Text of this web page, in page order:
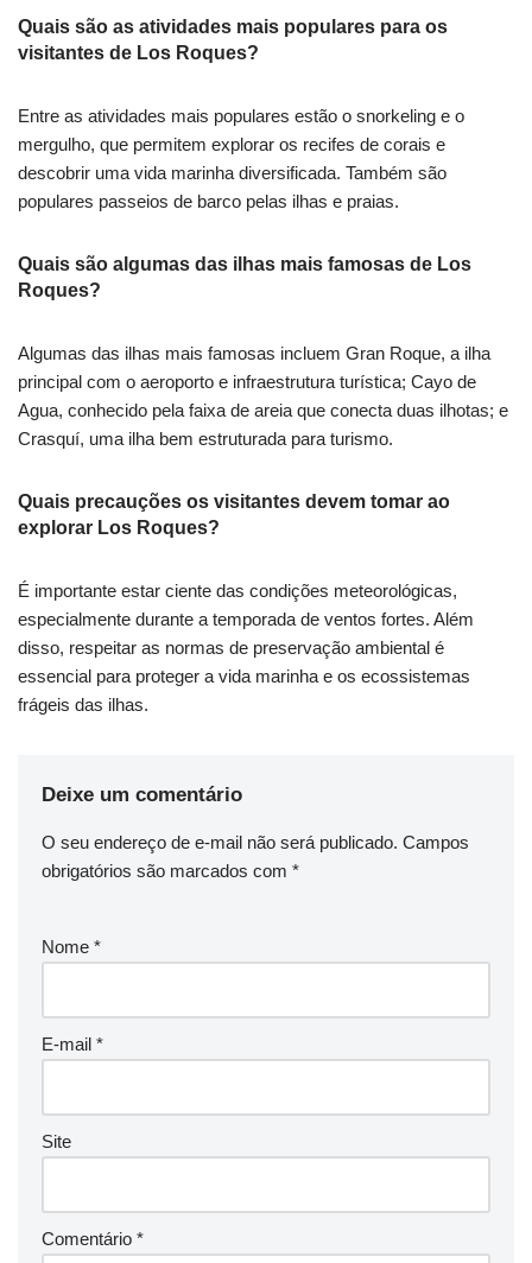
Quais são as atividades mais populares para os
visitantes de Los Roques?
Entre as atividades mais populares estão o snorkeling e o
mergulho, que permitem explorar os recifes de corais e
descobrir uma vida marinha diversificada. Também são
populares passeios de barco pelas ilhas e praias.
Quais são algumas das ilhas mais famosas de Los
Roques?
Algumas das ilhas mais famosas incluem Gran Roque, a ilha
principal com o aeroporto e infraestrutura turística; Cayo de
Agua, conhecido pela faixa de areia que conecta duas ilhotas; e
Crasquí, uma ilha bem estruturada para turismo.
Quais precauções os visitantes devem tomar ao
explorar Los Roques?
É importante estar ciente das condições meteorológicas,
especialmente durante a temporada de ventos fortes. Além
disso, respeitar as normas de preservação ambiental é
essencial para proteger a vida marinha e os ecossistemas
frágeis das ilhas.
Deixe um comentário
O seu endereço de e-mail não será publicado. Campos
obrigatórios são marcados com *
Nome *
E-mail *
Site
Comentário *